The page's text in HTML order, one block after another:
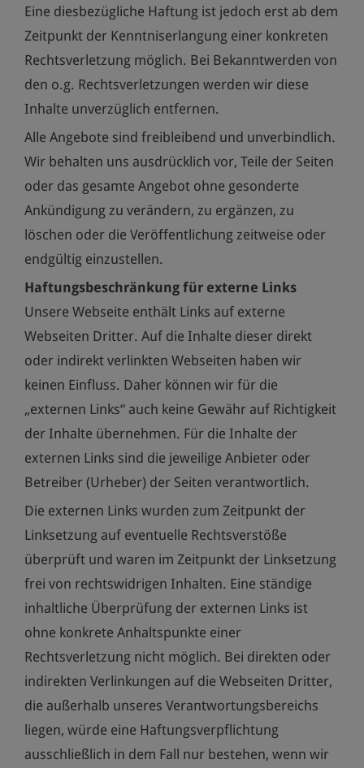
Eine diesbezügliche Haftung ist jedoch erst ab dem
Zeitpunkt der Kenntniserlangung einer konkreten
Rechtsverletzung möglich. Bei Bekanntwerden von
den o.g. Rechtsverletzungen werden wir diese
Inhalte unverzüglich entfernen.
Alle Angebote sind freibleibend und unverbindlich.
Wir behalten uns ausdrücklich vor, Teile der Seiten
oder das gesamte Angebot ohne gesonderte
Ankündigung zu verändern, zu ergänzen, zu
löschen oder die Veröffentlichung zeitweise oder
endgültig einzustellen.
Haftungsbeschränkung für externe Links
Unsere Webseite enthält Links auf externe
Webseiten Dritter. Auf die Inhalte dieser direkt
oder indirekt verlinkten Webseiten haben wir
keinen Einfluss. Daher können wir für die
„externen Links“ auch keine Gewähr auf Richtigkeit
der Inhalte übernehmen. Für die Inhalte der
externen Links sind die jeweilige Anbieter oder
Betreiber (Urheber) der Seiten verantwortlich.
Die externen Links wurden zum Zeitpunkt der
Linksetzung auf eventuelle Rechtsverstöße
überprüft und waren im Zeitpunkt der Linksetzung
frei von rechtswidrigen Inhalten. Eine ständige
inhaltliche Überprüfung der externen Links ist
ohne konkrete Anhaltspunkte einer
Rechtsverletzung nicht möglich. Bei direkten oder
indirekten Verlinkungen auf die Webseiten Dritter,
die außerhalb unseres Verantwortungsbereichs
liegen, würde eine Haftungsverpflichtung
ausschließlich in dem Fall nur bestehen, wenn wir